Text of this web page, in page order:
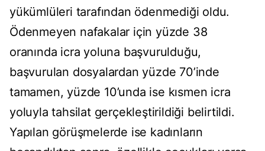
yükümlüleri tarafından ödenmediği oldu.
Ödenmeyen nafakalar için yüzde 38
oranında icra yoluna başvurulduğu,
başvurulan dosyalardan yüzde 70’inde
tamamen, yüzde 10’unda ise kısmen icra
yoluyla tahsilat gerçekleştirildiği belirtildi.
Yapılan görüşmelerde ise kadınların